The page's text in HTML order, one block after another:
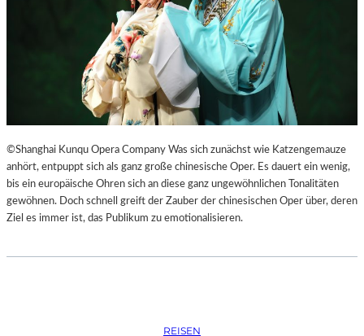
R
G
S
K
I
S
„
C
H
O
W
A
N
©Shanghai Kunqu Opera Company Was sich zunächst wie Katzengemauze
anhört, entpuppt sich als ganz große chinesische Oper. Es dauert ein wenig,
bis ein europäische Ohren sich an diese ganz ungewöhnlichen Tonalitäten
gewöhnen. Doch schnell greift der Zauber der chinesischen Oper über, deren
Ziel es immer ist, das Publikum zu emotionalisieren.
REISEN